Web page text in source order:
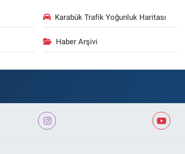
Karabük Trafik Yoğunluk Haritası
Haber Arşivi